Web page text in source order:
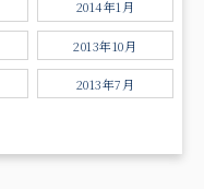
2014年1月
2013年10月
2013年7月